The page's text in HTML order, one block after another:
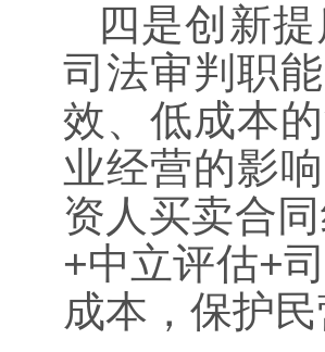
四是创新
司法审判职
效、低成本
业经营的影
资人买卖合
+中立评估+
成本，保护